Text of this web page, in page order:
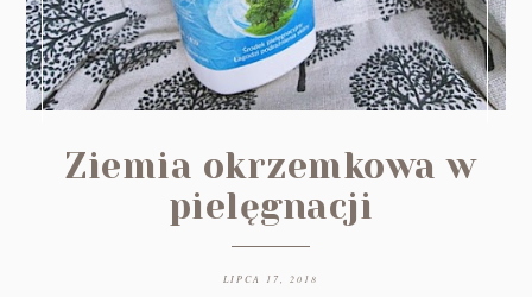
Ziemia okrzemkowa w
pielęgnacji
LIPCA 17, 2018